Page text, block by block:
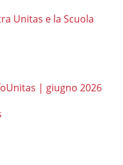
Unitas e la Scuola
| giugno 2026